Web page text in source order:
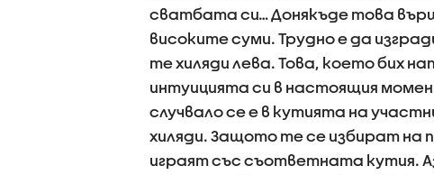
сватбата си… Донякъде това
високите суми. Трудно е да
те хиляди лева. Това, което бих
интуицията си в настоящия
случвало се е в кутията на
хиляди. Защото те се избират на
играят със съответната кутия.